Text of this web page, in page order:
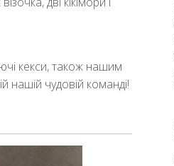
кекси, також нашим
нашій чудовій команді!